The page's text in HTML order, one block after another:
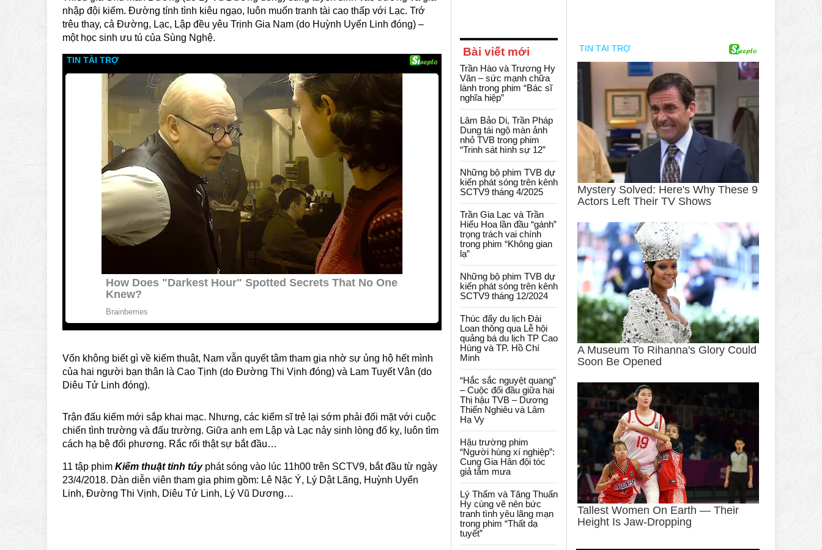
nhập đội kiếm. Đường tính tình kiêu ngạo, luôn muốn tranh tài cao thấp với Lạc. Trớ
trêu thay, cả Đường, Lạc, Lập đều yêu Trịnh Gia Nam (do Huỳnh Uyển Linh đóng) –
một học sinh ưu tú của Sùng Nghệ.
Vốn không biết gì về kiếm thuật, Nam vẫn quyết tâm tham gia nhờ sự ủng hộ hết mình
của hai người bạn thân là Cao Tịnh (do Đường Thi Vịnh đóng) và Lam Tuyết Vân (do
Diêu Tử Linh đóng).
Trận đấu kiếm mới sắp khai mạc. Nhưng, các kiếm sĩ trẻ lại sớm phải đối mặt với cuộc
chiến tình trường và đấu trường. Giữa anh em Lập và Lạc nảy sinh lòng đố kỵ, luôn tìm
cách hạ bệ đối phương. Rắc rối thật sự bắt đầu…
11 tập phim Kiếm thuật tinh túyphát sóng vào lúc 11h00 trên SCTV9, bắt đầu từ ngày
23/4/2018. Dàn diễn viên tham gia phim gồm: Lê Nặc Ý, Lý Dật Lãng, Huỳnh Uyển
Linh, Đường Thi Vịnh, Diêu Tử Linh, Lý Vũ Dương…
Bài viết mới
Trần Hào và Trương Hy
Văn – sức mạnh chữa
lành trong phim “Bác sĩ
nghĩa hiệp”
Lâm Bảo Di, Trần Pháp
Dung tái ngộ màn ảnh
nhỏ TVB trong phim
“Trinh sát hình sự 12”
Những bộ phim TVB dự
kiến phát sóng trên kênh
SCTV9 tháng 4/2025
Trần Gia Lạc và Trần
Hiểu Hoa lần đầu “gánh”
trọng trách vai chính
trong phim “Không gian
lạ”
Những bộ phim TVB dự
kiến phát sóng trên kênh
SCTV9 tháng 12/2024
Thúc đẩy du lịch Đài
Loan thông qua Lễ hội
quảng bá du lịch TP Cao
Hùng và TP. Hồ Chí
Minh
“Hắc sắc nguyệt quang”
– Cuộc đối đầu giữa hai
Thị hậu TVB – Dương
Thiến Nghiêu và Lâm
Hạ Vy
Hậu trường phim
“Người hùng xí nghiệp”:
Cung Gia Hân đội tóc
giả tắm mưa
Lý Thấm và Tăng Thuấn
Hy cùng vẽ nên bức
tranh tình yêu lãng mạn
trong phim “Thất dạ
tuyết”